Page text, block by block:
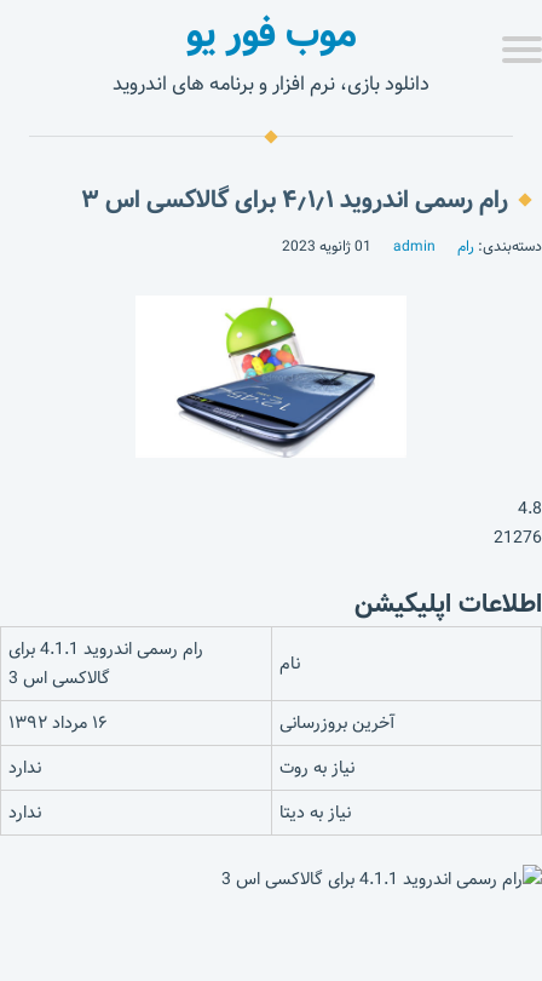
موب فور یو
دانلود بازی، نرم افزار و برنامه های اندروید
رام رسمی اندروید ۴٫۱٫۱ برای گالاکسی اس ۳
دسته‌بندی: رام admin 01 ژانویه 2023
4.8
21276
اطلاعات اپلیکیشن
نام
رام رسمی اندروید 4.1.1 برای
گالاکسی اس 3
آخرین بروزرسانی
۱۶ مرداد ۱۳۹۲
نیاز به روت
ندارد
نیاز به دیتا
ندارد